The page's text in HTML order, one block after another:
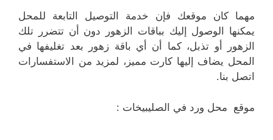
مهما كان موقعك فإن خدمة التوصيل التابعة للمحل
يمكنها الوصول إليك بباقات الزهور دون أن تتضرر تلك
الزهور أو تذبل، كما أن أي باقة زهور بعد تغليفها في
المحل يضاف إليها كارت مميز، لمزيد من الاستفسارات
اتصل بنا.
موقع محل ورد في الصليبيخات :